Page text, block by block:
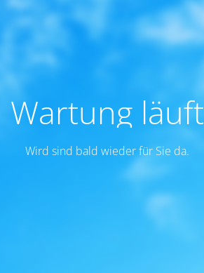
Wartung läuft
Wird sind bald wieder für Sie da.